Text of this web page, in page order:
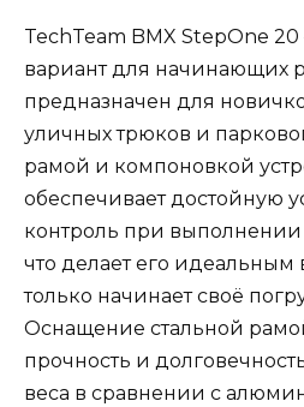
TechTeam BMX StepOne
вариант для начинающих
предназначен для
уличных трюков и
рамой и компоновкой
обеспечивает достойную
контроль при
что делает его идеальным
только начинает своё
Оснащение стальной
прочность и
веса в сравнении с